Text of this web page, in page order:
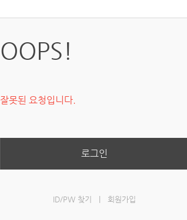
OOPS!
잘못된 요청입니다.
로그인
ID/PW 찾기 회원가입